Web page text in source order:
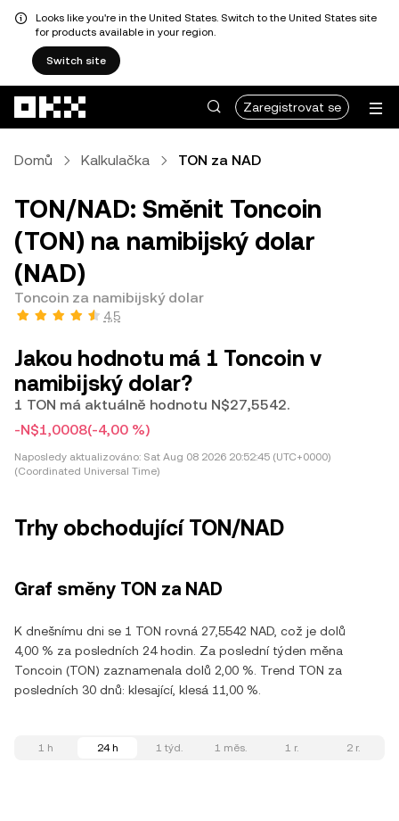
Looks like you're in the United States. Switch to the United States site
for products available in your region.
Switch site
Zaregistrovat se
Domů Kalkulačka TON za NAD
TON/NAD: Směnit Toncoin
(TON) na namibijský dolar
(NAD)
Toncoin za namibijský dolar
4,5
Jakou hodnotu má 1 Toncoin v
namibijský dolar?
1 TON má aktuálně hodnotu N$27,5542.
-N$1,0008(-4,00 %)
Naposledy aktualizováno: Sat Aug 08 2026 20:52:45 (UTC+0000)
(Coordinated Universal Time)
Trhy obchodující TON/NAD
Graf směny TON za NAD
K dnešnímu dni se 1 TON rovná 27,5542 NAD, což je dolů
4,00 % za posledních 24 hodin. Za poslední týden měna
Toncoin (TON) zaznamenala dolů 2,00 %. Trend TON za
posledních 30 dnů: klesající, klesá 11,00 %.
1 h 24 h 1 týd. 1 měs. 1 r. 2 r.